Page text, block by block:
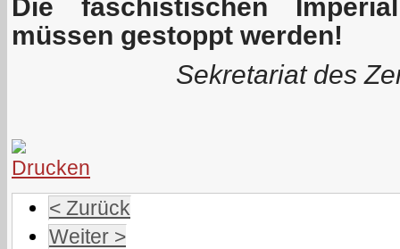
Die faschistischen
müssen gestoppt werden!
Sekretariat des
< Zurück
Weiter >